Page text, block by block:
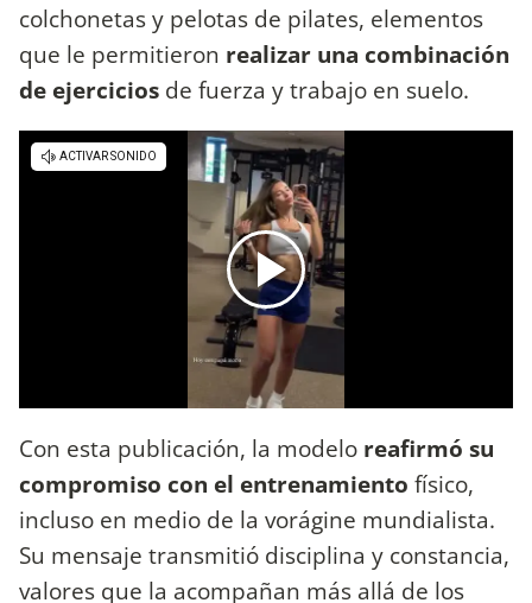
colchonetas y pelotas de pilates, elementos
que le permitieron realizar una combinación
de ejercicios de fuerza y trabajo en suelo.
Con esta publicación, la modelo reafirmó su
compromiso con el entrenamiento físico,
incluso en medio de la vorágine mundialista.
Su mensaje transmitió disciplina y constancia,
valores que la acompañan más allá de los